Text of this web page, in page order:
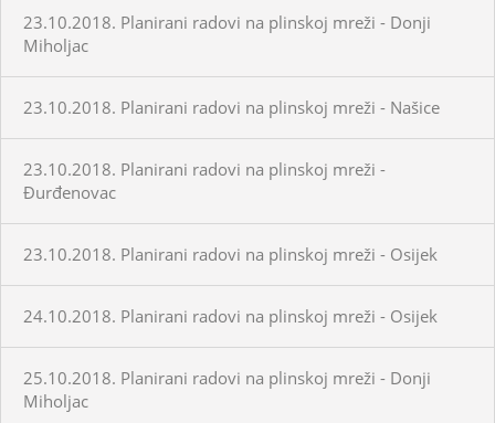
23.10.2018. Planirani radovi na plinskoj mreži - Donji
Miholjac
23.10.2018. Planirani radovi na plinskoj mreži - Našice
23.10.2018. Planirani radovi na plinskoj mreži -
Đurđenovac
23.10.2018. Planirani radovi na plinskoj mreži - Osijek
24.10.2018. Planirani radovi na plinskoj mreži - Osijek
25.10.2018. Planirani radovi na plinskoj mreži - Donji
Miholjac